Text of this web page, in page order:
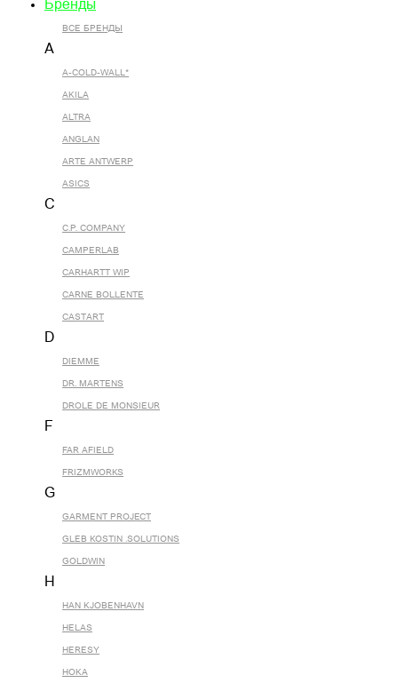
Бренды
ВСЕ БРЕНДЫ
A
A-COLD-WALL*
AKILA
ALTRA
ANGLAN
ARTE ANTWERP
ASICS
C
C.P. COMPANY
CAMPERLAB
CARHARTT WIP
CARNE BOLLENTE
CASTART
D
DIEMME
DR. MARTENS
DROLE DE MONSIEUR
F
FAR AFIELD
FRIZMWORKS
G
GARMENT PROJECT
GLEB KOSTIN .SOLUTIONS
GOLDWIN
H
HAN KJOBENHAVN
HELAS
HERESY
HOKA